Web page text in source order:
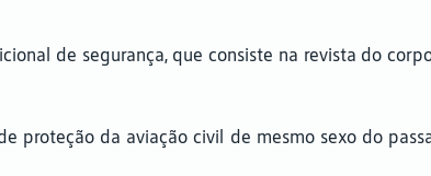
de segurança, que consiste na revista do
proteção da aviação civil de mesmo sexo do